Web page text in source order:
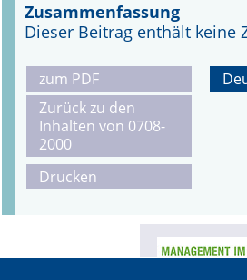
Archiv
Supplements
Supplements
Online First
A&I English
Autoren-Service
Zusammenfassung
Dieser Beitrag enthält keine
zum PDF
Zurück zu den
Inhalten von 0708-
2000
Drucken